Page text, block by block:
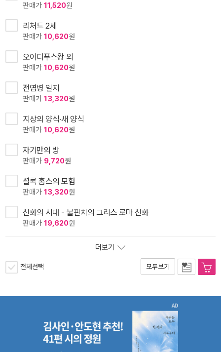
판매가 11,520원
리처드 2세
판매가 10,620원
오이디푸스왕 외
판매가 10,620원
전염병 일지
판매가 13,320원
지상의 양식·새 양식
판매가 10,620원
자기만의 방
판매가 9,720원
셜록 홈스의 모험
판매가 13,320원
신화의 시대 - 불핀치의 그리스 로마 신화
판매가 19,620원
더보기
전체선택 모두보기